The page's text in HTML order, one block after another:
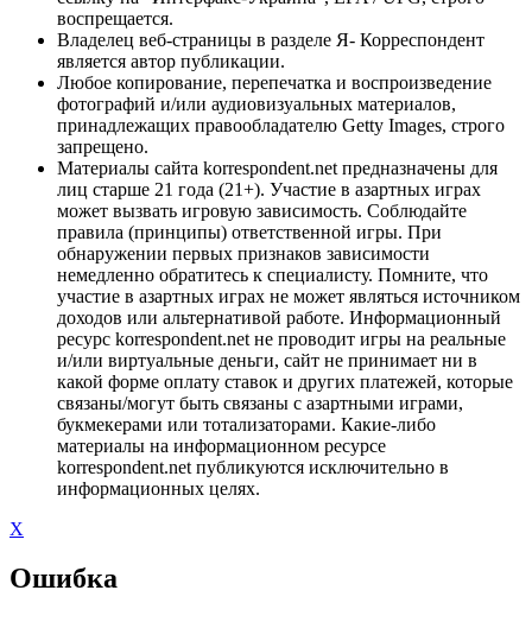
воспрещается.
Владелец веб-страницы в разделе Я- Корреспондент
является автор публикации.
Любое копирование, перепечатка и воспроизведение
фотографий и/или аудиовизуальных материалов,
принадлежащих правообладателю Getty Images, строго
запрещено.
Материалы сайта korrespondent.net предназначены для
лиц старше 21 года (21+). Участие в азартных играх
может вызвать игровую зависимость. Соблюдайте
правила (принципы) ответственной игры. При
обнаружении первых признаков зависимости
немедленно обратитесь к специалисту. Помните, что
участие в азартных играх не может являться источником
доходов или альтернативой работе. Информационный
ресурс korrespondent.net не проводит игры на реальные
и/или виртуальные деньги, сайт не принимает ни в
какой форме оплату ставок и других платежей, которые
связаны/могут быть связаны с азартными играми,
букмекерами или тотализаторами. Какие-либо
материалы на информационном ресурсе
korrespondent.net публикуются исключительно в
информационных целях.
X
Ошибка